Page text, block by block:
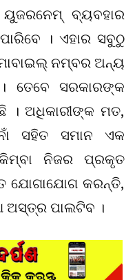
ବ୍ୟବହାର
। ଏହାର ସବୁଠୁ
ନମ୍ବର ଅନ୍ୟ
ତେବେ ସରକାରଙ୍କ
। ଅଧିକାରୀଙ୍କ ମତ,
ସହିତ ସମାନ ଏକ
ନିଜର ପ୍ରକୃତ
ଯୋଗାଯୋଗ କରନ୍ତି,
ଅସ୍ତ୍ର ପାଲଟିବ ।